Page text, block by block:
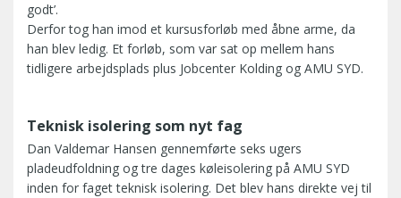
godt’.
Derfor tog han imod et kursusforløb med åbne arme, da
han blev ledig. Et forløb, som var sat op mellem hans
tidligere arbejdsplads plus Jobcenter Kolding og AMU SYD.
Teknisk isolering som nyt fag
Dan Valdemar Hansen gennemførte seks ugers
pladeudfoldning og tre dages køleisolering på AMU SYD
inden for faget teknisk isolering. Det blev hans direkte vej til